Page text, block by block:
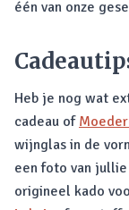
één van onze
Heb je nog wat
cadeau of
wijnglas in de
een foto van
origineel kado